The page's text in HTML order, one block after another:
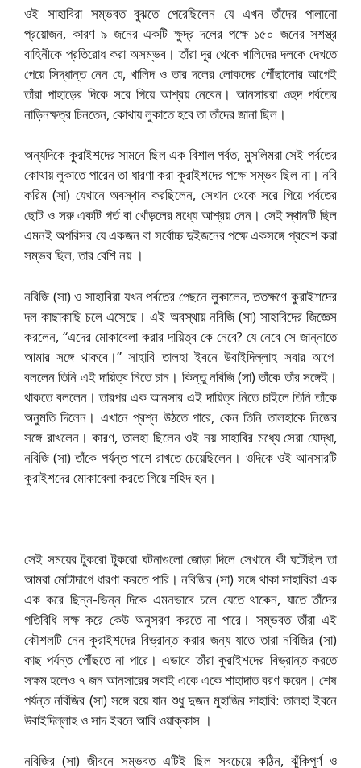
ওই সাহাবিরা সম্ভবত বুঝতে পেরেছিলেন যে এখন তাঁদের পালানো
প্রয়োজন, কারণ ৯ জনের একটি ক্ষুদ্র দলের পক্ষে ১৫০ জনের সশস্ত্র
বাহিনীকে প্রতিরোধ করা অসম্ভব। তাঁরা দূর থেকে খালিদের দলকে দেখতে
পেয়ে সিদ্ধান্ত নেন যে, খালিদ ও তার দলের লোকদের পৌঁছানোর আগেই
তাঁরা পাহাড়ের দিকে সরে গিয়ে আশ্রয় নেবেন। আনসাররা ওহুদ পর্বতের
নাড়িনক্ষত্র চিনতেন, কোথায় লুকাতে হবে তা তাঁদের জানা ছিল।
অন্যদিকে কুরাইশদের সামনে ছিল এক বিশাল পর্বত, মুসলিমরা সেই পর্বতের
কোথায় লুকাতে পারেন তা ধারণা করা কুরাইশদের পক্ষে সম্ভব ছিল না। নবি
করিম (সা) যেখানে অবস্থান করছিলেন, সেখান থেকে সরে গিয়ে পর্বতের
ছোট ও সরু একটি গর্ত বা খোঁড়লের মধ্যে আশ্রয় নেন। সেই স্থানটি ছিল
এমনই অপরিসর যে একজন বা সর্বোচ্চ দুইজনের পক্ষে একসঙ্গে প্রবেশ করা
সম্ভব ছিল, তার বেশি নয় ।
নবিজি (সা) ও সাহাবিরা যখন পর্বতের পেছনে লুকালেন, ততক্ষণে কুরাইশদের
দল কাছাকাছি চলে এসেছে। এই অবস্থায় নবিজি (সা) সাহাবিদের জিজ্ঞেস
করলেন, “এদের মোকাবেলা করার দায়িত্ব কে নেবে? যে নেবে সে জান্নাতে
আমার সঙ্গে থাকবে।” সাহাবি তালহা ইবনে উবাইদিল্লাহ সবার আগে
বললেন তিনি এই দায়িত্ব নিতে চান। কিন্তু নবিজি (সা) তাঁকে তাঁর সঙ্গেই।
থাকতে বললেন। তারপর এক আনসার এই দায়িত্ব নিতে চাইলে তিনি তাঁকে
অনুমতি দিলেন। এখানে প্রশ্ন উঠতে পারে, কেন তিনি তালহাকে নিজের
সঙ্গে রাখলেন। কারণ, তালহা ছিলেন ওই নয় সাহাবির মধ্যে সেরা যোদ্ধা,
নবিজি (সা) তাঁকে পর্যন্ত পাশে রাখতে চেয়েছিলেন। ওদিকে ওই আনসারটি
কুরাইশদের মোকাবেলা করতে গিয়ে শহিদ হন।
সেই সময়ের টুকরো টুকরো ঘটনাগুলো জোড়া দিলে সেখানে কী ঘটেছিল তা
আমরা মোটাদাগে ধারণা করতে পারি। নবিজির (সা) সঙ্গে থাকা সাহাবিরা এক
এক করে ছিন্ন-ভিন্ন দিকে এমনভাবে চলে যেতে থাকেন, যাতে তাঁদের
গতিবিধি লক্ষ করে কেউ অনুসরণ করতে না পারে। সম্ভবত তাঁরা এই
কৌশলটি নেন কুরাইশদের বিভ্রান্ত করার জন্য যাতে তারা নবিজির (সা)
কাছ পর্যন্ত পৌঁছতে না পারে। এভাবে তাঁরা কুরাইশদের বিভ্রান্ত করতে
সক্ষম হলেও ৭ জন আনসারের সবাই একে একে শাহাদাত বরণ করেন। শেষ
পর্যন্ত নবিজির (সা) সঙ্গে রয়ে যান শুধু দুজন মুহাজির সাহাবি: তালহা ইবনে
উবাইদিল্লাহ ও সাদ ইবনে আবি ওয়াক্কাস ।
নবিজির (সা) জীবনে সম্ভবত এটিই ছিল সবচেয়ে কঠিন, ঝুঁকিপূর্ণ ও